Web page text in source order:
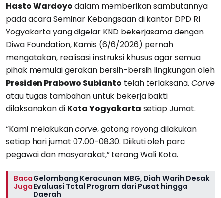
Hasto Wardoyo dalam memberikan sambutannya
pada acara Seminar Kebangsaan di kantor DPD RI
Yogyakarta yang digelar KND bekerjasama dengan
Diwa Foundation, Kamis (6/6/2026) pernah
mengatakan, realisasi instruksi khusus agar semua
pihak memulai gerakan bersih-bersih lingkungan oleh
Presiden Prabowo Subianto telah terlaksana. Corve
atau tugas tambahan untuk bekerja bakti
dilaksanakan di Kota Yogyakarta setiap Jumat.
“Kami melakukancorve, gotong royong dilakukan
setiap hari jumat 07.00-08.30. Diikuti oleh para
pegawai dan masyarakat,” terang Wali Kota.
Baca
Juga
Gelombang Keracunan MBG, Diah Warih Desak
Evaluasi Total Program dari Pusat hingga
Daerah